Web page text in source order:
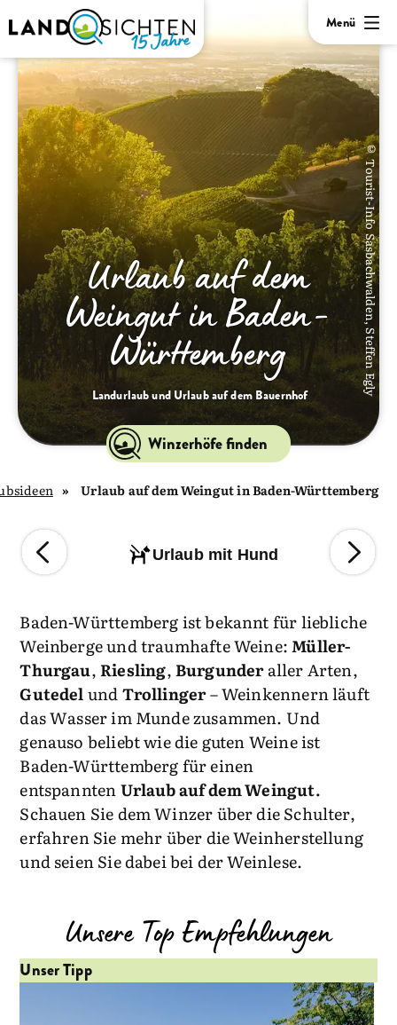
Menü
© Tourist-Info Sasbachwalden, Steffen Egly
Urlaub auf dem
Weingut in Baden-
Württemberg
Landurlaub und Urlaub auf dem Bauernhof
Winzerhöfe finden
Urlaub auf dem Weingut in Baden-Württemberg
Urlaub mit Hund
Baden-Württemberg ist bekannt für liebliche
Weinberge und traumhafte Weine:Müller-
Thurgau, Riesling, Burgunderaller Arten,
GutedelundTrollinger– Weinkennern läuft
das Wasser im Munde zusammen. Und
genauso beliebt wie die guten Weine ist
Baden-Württemberg für einen
entspanntenUrlaub auf dem Weingut.
Schauen Sie dem Winzer über die Schulter,
erfahren Sie mehr über die Weinherstellung
und seien Sie dabei bei der Weinlese.
Unsere Top Empfehlungen
Unser Tipp